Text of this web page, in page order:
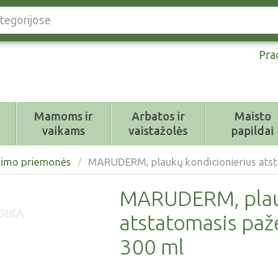
Mamoms ir
vaikams
Arbatos ir
vaistažolės
Maisto
papildai
priemonės / MARUDERM, plaukų kondicionierius
MARUDERM,
atstatomasis
300 ml